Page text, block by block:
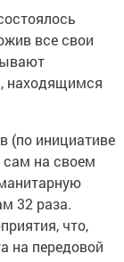
все свои
находящимся
(по инициативе
сам на своем
32 раза.
что,
на передовой